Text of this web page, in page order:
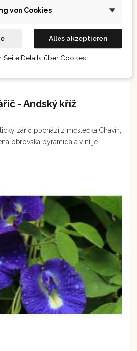
- Andský kříž
zářič pochází z městečka Chavín,
obrovská pyramida a v ní je...
von Cookies
Alles akzeptieren
Seite Details über Cookies